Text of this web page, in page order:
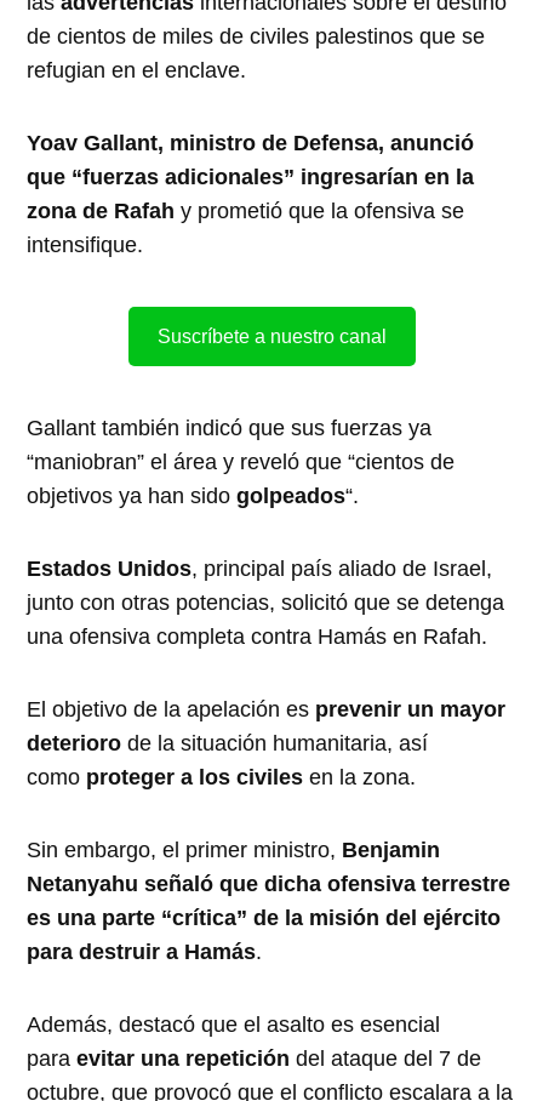
de cientos de miles de civiles palestinos que se
refugian en el enclave.
Yoav Gallant, ministro de Defensa, anunció
que “fuerzas adicionales” ingresarían en la
zona de Rafah y prometió que la ofensiva se
intensifique.
Suscríbete a nuestro canal
Gallant también indicó que sus fuerzas ya
“maniobran” el área y reveló que “cientos de
objetivos ya han sidogolpeados“.
Estados Unidos, principal país aliado de Israel,
junto con otras potencias, solicitó que se detenga
una ofensiva completa contra Hamás en Rafah.
El objetivo de la apelación es prevenir un mayor
deterioro de la situación humanitaria, así
como proteger a los civiles en la zona.
Sin embargo, el primer ministro, Benjamin
Netanyahu señaló que dicha ofensiva terrestre
es una parte “crítica” de la misión del ejército
para destruir a Hamás.
Además, destacó que el asalto es esencial
paraevitar una repetición del ataque del 7 de
octubre, que provocó que el conflicto escalara a la